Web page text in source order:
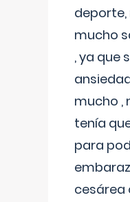
mucho
, ya que
mucho ,
tenía
para
cesárea